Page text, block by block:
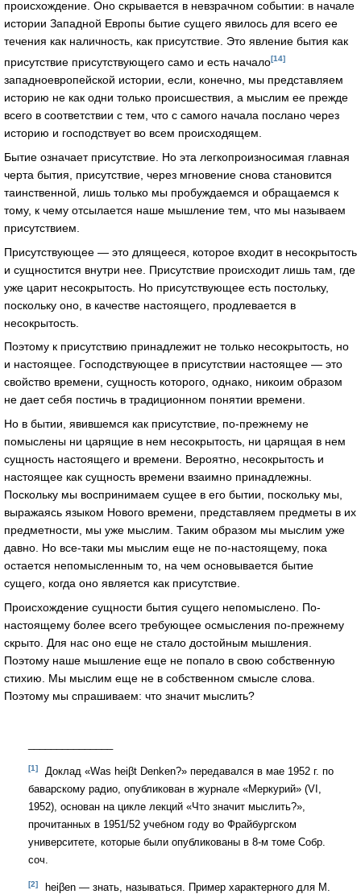
происхождение. Оно скрывается в невзрачном событии: в начале
истории Западной Европы бытие сущего явилось для всего ее
течения как наличность, как присутствие. Это явление бытия как
присутствие присутствующего само и есть начало[14]
западноевропейской истории, если, конечно, мы представляем
историю не как одни только происшествия, а мыслим ее прежде
всего в соответствии с тем, что с самого начала послано через
историю и господствует во всем происходящем.
Бытие означает присутствие. Но эта легкопроизносимая главная
черта бытия, присутствие, через мгновение снова становится
таинственной, лишь только мы пробуждаемся и обращаемся к
тому, к чему отсылается наше мышление тем, что мы называем
присутствием.
Присутствующее — это длящееся, которое входит в несокрытость
и сущностится внутри нее. Присутствие происходит лишь там, где
уже царит несокрытость. Но присутствующее есть постольку,
поскольку оно, в качестве настоящего, продлевается в
несокрытость.
Поэтому к присутствию принадлежит не только несокрытость, но
и настоящее. Господствующее в присутствии настоящее — это
свойство времени, сущность которого, однако, никоим образом
не дает себя постичь в традиционном понятии времени.
Но в бытии, явившемся как присутствие, по-прежнему не
помыслены ни царящие в нем несокрытость, ни царящая в нем
сущность настоящего и времени. Вероятно, несокрытость и
настоящее как сущность времени взаимно принадлежны.
Поскольку мы воспринимаем сущее в его бытии, поскольку мы,
выражаясь языком Нового времени, представляем предметы в их
предметности, мы уже мыслим. Таким образом мы мыслим уже
давно. Но все-таки мы мыслим еще не по-настоящему, пока
остается непомысленным то, на чем основывается бытие
сущего, когда оно является как присутствие.
Происхождение сущности бытия сущего непомыслено. По-
настоящему более всего требующее осмысления по-прежнему
скрыто. Для нас оно еще не стало достойным мышления.
Поэтому наше мышление еще не попало в свою собственную
стихию. Мы мыслим еще не в собственном смысле слова.
Поэтому мы спрашиваем: что значит мыслить?
[1]
Доклад «Was heiβt Denken?» передавался в мае 1952 г. по
баварскому радио, опубликован в журнале «Меркурий» (VI,
1952), основан на цикле лекций «Что значит мыслить?»,
прочитанных в 1951/52 учебном году во Фрайбургском
университете, которые были опубликованы в 8-м томе Собр.
соч.
[2]
heiβen — знать, называться. Пример характерного для М.